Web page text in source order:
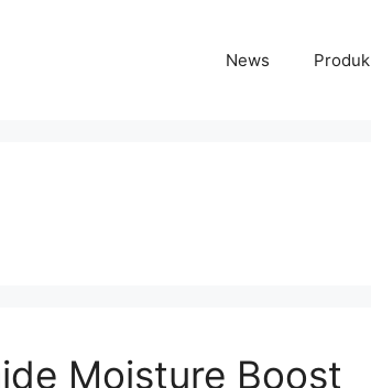
News Produk
Moisture Boost